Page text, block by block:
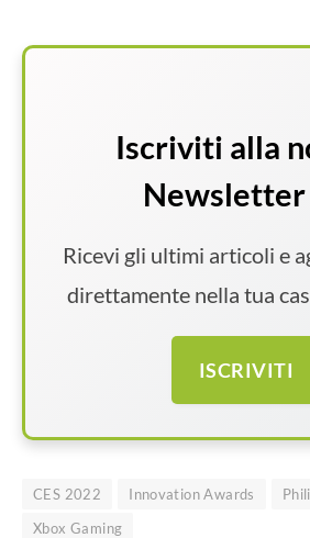
Iscriviti alla
Ricevi gli ultimi articoli e
direttamente nella tua
ISCRIVITI
CES 2022 Innovation Awards
Xbox Gaming